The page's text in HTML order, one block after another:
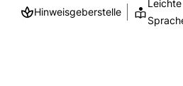
Hinweisgeberstelle
Leichte